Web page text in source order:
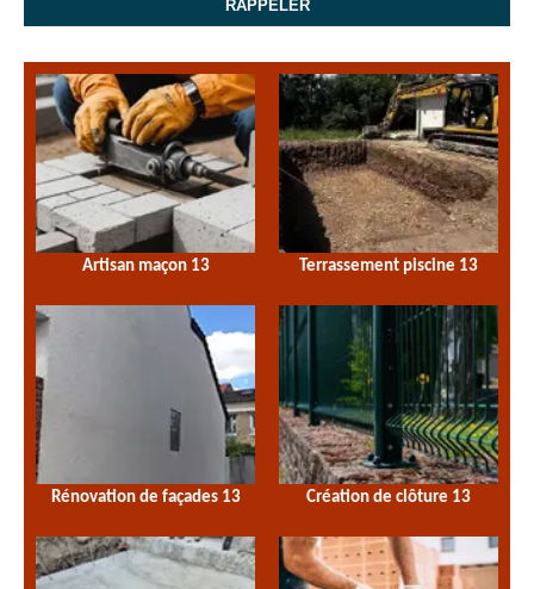
Artisan maçon 13 Terrassement piscine 13
Rénovation de façades 13 Création de clôture 13